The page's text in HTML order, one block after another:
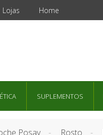
Lojas Home
SUPLEMENTOS
Posay Rosto